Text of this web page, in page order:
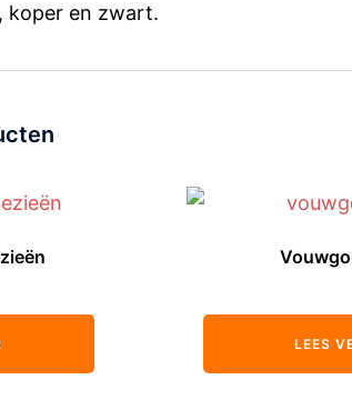
koper en zwart.
LEES